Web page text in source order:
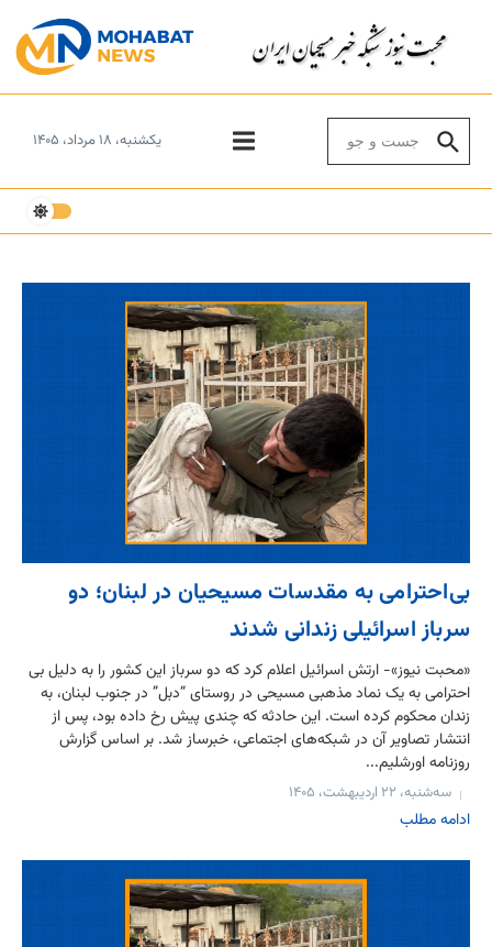
یکشنبه، ۱۸ مرداد، ۱۴۰۵
بی‌احترامی به مقدسات مسیحیان در لبنان؛ دو
سرباز اسرائیلی زندانی شدند
«محبت نیوز»- ارتش اسرائیل اعلام کرد که دو سرباز این کشور را به دلیل بی
احترامی به یک نماد مذهبی مسیحی در روستای “دبل” در جنوب لبنان، به
زندان محکوم کرده است. این حادثه که چندی پیش رخ داده بود، پس از
انتشار تصاویر آن در شبکه‌های اجتماعی، خبرساز شد. بر اساس گزارش
روزنامه اورشلیم...
سه‌شنبه، ۲۲ اردیبهشت، ۱۴۰۵
ادامه مطلب